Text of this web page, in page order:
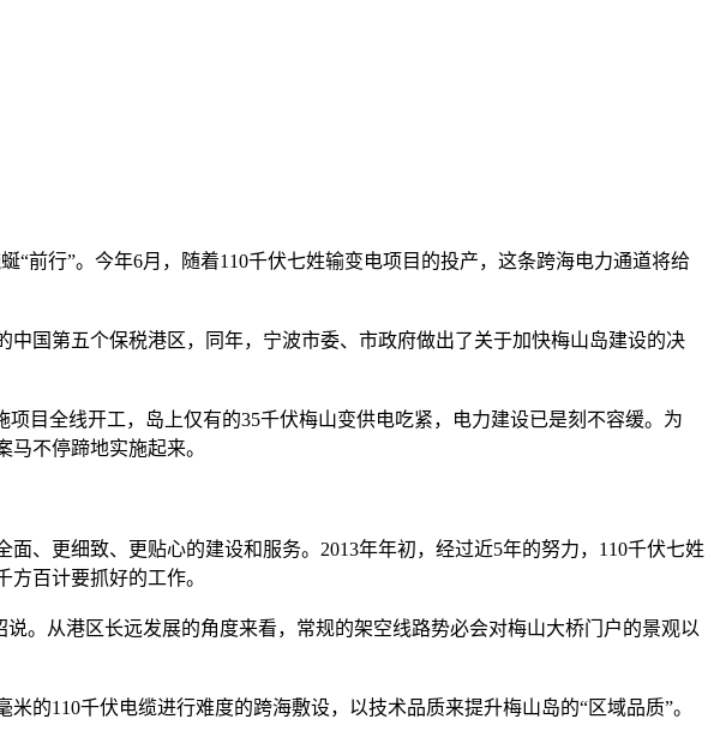
前行”。今年6月，随着110千伏七姓输变电项目的投产，这条跨海电力通道将给
国第五个保税港区，同年，宁波市委、市政府做出了关于加快梅山岛建设的决
目全线开工，岛上仅有的35千伏梅山变供电吃紧，电力建设已是刻不容缓。为
不停蹄地实施起来。
、更细致、更贴心的建设和服务。2013年年初，经过近5年的努力，110千伏七姓
百计要抓好的工作。
。从港区长远发展的角度来看，常规的架空线路势必会对梅山大桥门户的景观以
的110千伏电缆进行难度的跨海敷设，以技术品质来提升梅山岛的“区域品质”。